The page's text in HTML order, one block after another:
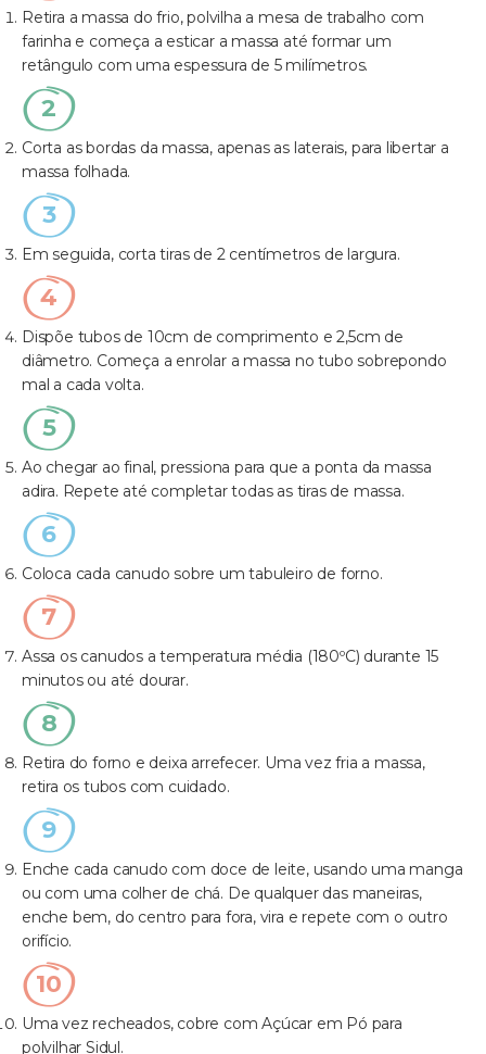
Retira a massa do frio, polvilha a mesa de trabalho com
farinha e começa a esticar a massa até formar um
retângulo com uma espessura de 5 milímetros.
Corta as bordas da massa, apenas as laterais, para libertar a
massa folhada.
Em seguida, corta tiras de 2 centímetros de largura.
Dispõe tubos de 10cm de comprimento e 2,5cm de
diâmetro. Começa a enrolar a massa no tubo sobrepondo
mal a cada volta.
Ao chegar ao final, pressiona para que a ponta da massa
adira. Repete até completar todas as tiras de massa.
Coloca cada canudo sobre um tabuleiro de forno.
Assa os canudos a temperatura média (180ºC) durante 15
minutos ou até dourar.
Retira do forno e deixa arrefecer. Uma vez fria a massa,
retira os tubos com cuidado.
Enche cada canudo com doce de leite, usando uma manga
ou com uma colher de chá. De qualquer das maneiras,
enche bem, do centro para fora, vira e repete com o outro
orifício.
Uma vez recheados, cobre com Açúcar em Pó para
polvilhar Sidul.